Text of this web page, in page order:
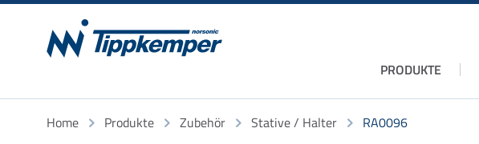
Navigation
PRODUKTE
Home Produkte Zubehör Stative / Halter RA0096